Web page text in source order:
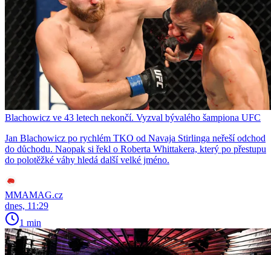
Blachowicz ve 43 letech nekončí. Vyzval bývalého šampiona UFC
Jan Blachowicz po rychlém TKO od Navaja Stirlinga neřeší odchod
do důchodu. Naopak si řekl o Roberta Whittakera, který po přestupu
do polotěžké váhy hledá další velké jméno.
MMAMAG.cz
dnes, 11:29
1 min